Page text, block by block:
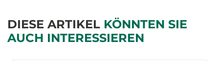
DIESE ARTIKEL KÖNNTEN SIE
AUCH INTERESSIEREN